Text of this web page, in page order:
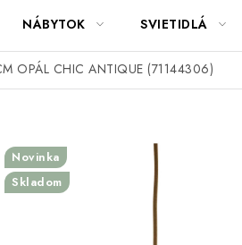
NÁBYTOK SVIETIDLÁ
OPÁL CHIC ANTIQUE (71144306)
Novinka
Skladom